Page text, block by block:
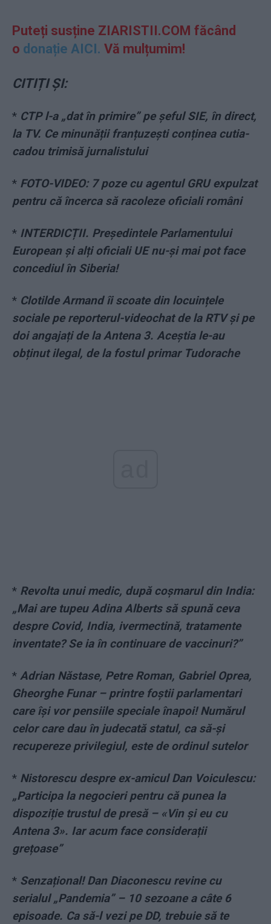
Puteți susține ZIARISTII.COM făcând
o donație AICI. Vă mulțumim!
CITIȚI ȘI:
* CTP l-a „dat în primire” pe șeful SIE, în direct,
la TV. Ce minunății franțuzești conținea cutia-
cadou trimisă jurnalistului
* FOTO-VIDEO: 7 poze cu agentul GRU expulzat
pentru că încerca să racoleze oficiali români
* INTERDICȚII. Președintele Parlamentului
European și alți oficiali UE nu-și mai pot face
concediul în Siberia!
* Clotilde Armand îi scoate din locuințele
sociale pe reporterul-videochat de la RTV și pe
doi angajați de la Antena 3. Aceștia le-au
obținut ilegal, de la fostul primar Tudorache
* Revolta unui medic, după coșmarul din India:
„Mai are tupeu Adina Alberts să spună ceva
despre Covid, India, ivermectină, tratamente
inventate? Se ia în continuare de vaccinuri?”
* Adrian Năstase, Petre Roman, Gabriel Oprea,
Gheorghe Funar – printre foștii parlamentari
care își vor pensiile speciale înapoi! Numărul
celor care dau în judecată statul, ca să-și
recupereze privilegiul, este de ordinul sutelor
* Nistorescu despre ex-amicul Dan Voiculescu:
„Participa la negocieri pentru că punea la
dispoziție trustul de presă – «Vin și eu cu
Antena 3». Iar acum face considerații
grețoase”
* Senzațional! Dan Diaconescu revine cu
serialul „Pandemia” – 10 sezoane a câte 6
episoade. Ca să-l vezi pe DD, trebuie să te